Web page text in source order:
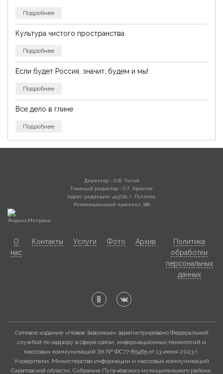
Подробнее
Культура чистого пространства
Подробнее
Если будет Россия, значит, будем и мы!
Подробнее
Все дело в глине
Подробнее
Директор - О.В. Тегай
Главный редактор - С.Г. Аристов
Адрес редакции: 413720, г. Пугачев,
Революционный проспект, 186
О
нас
Контакты Услуги Фото Архив
Политика
обработки
персональных
данных
Сетевое издание «Новое Заволжье» зарегистрировано Федеральной
службой по надзору в сфере связи, информационных технологий и
массовых коммуникаций Эл № ФС77-85465 от 13 июня 2023 г.
Учредители: Министерство информации и массовых коммуникаций
Саратовской области, Собрание Пугачёвского муниципального района,